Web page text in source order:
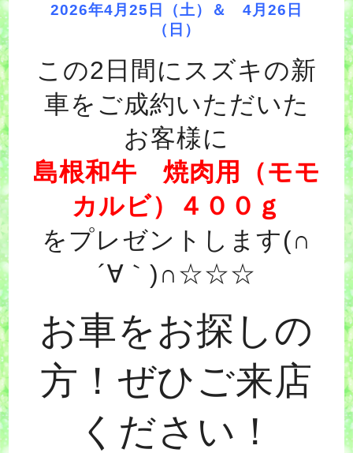
2026年4月25日（土）＆ 4月26日
（日）
この2日間にスズキの新
車をご成約いただいた
お客様に
島根和牛 焼肉用（モモ
カルビ）４００ｇ
をプレゼントします(∩
´∀｀)∩☆☆☆
お車をお探しの
方！ぜひご来店
ください！